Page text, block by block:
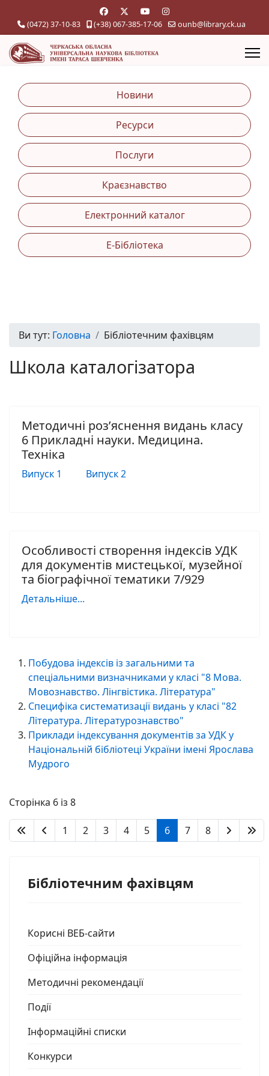
(0472) 37-10-83 (+38) 067-385-17-06 ounb@library.ck.ua
Новини
Ресурси
Послуги
Краєзнавство
Електронний каталог
Е-Бібліотека
Ви тут: Головна Бібліотечним фахівцям
Школа каталогізатора
Методичні роз’яснення видань класу
6 Прикладні науки. Медицина.
Техніка
Випуск 1 Випуск 2
Особливості створення індексів УДК
для документів мистецької, музейної
та біографічної тематики 7/929
Детальніше...
Побудова індексів із загальними та
спеціальними визначниками у класі "8 Мова.
Мовознавство. Лінгвістика. Література"
Специфіка систематизації видань у класі "82
Література. Літературознавство"
Приклади індексування документів за УДК у
Національній бібліотеці України імені Ярослава
Мудрого
Сторінка 6 із 8
1 2 3 4 5 6 7 8
Бібліотечним фахівцям
Корисні ВЕБ-сайти
Офіційна інформація
Методичні рекомендації
Події
Інформаційні списки
Конкурси